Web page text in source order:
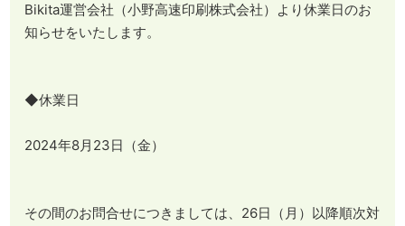
Bikita運営会社（小野高速印刷株式会社）より休業日のお
知らせをいたします。
◆休業日
2024年8月23日（金）
その間のお問合せにつきましては、26日（月）以降順次対